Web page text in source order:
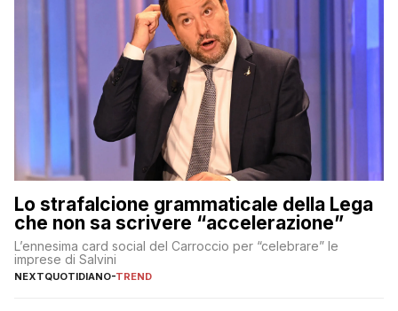
Lo strafalcione grammaticale della Lega
che non sa scrivere “accelerazione”
L’ennesima card social del Carroccio per “celebrare” le
imprese di Salvini
NEXTQUOTIDIANO-TREND